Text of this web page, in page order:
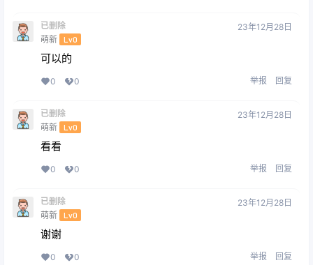
已删除
萌新 Lv0
23年12月28日
可以的
0 0 举报 回复
已删除
萌新 Lv0
23年12月28日
看看
0 0 举报 回复
已删除
萌新 Lv0
23年12月28日
谢谢
0 0 举报 回复